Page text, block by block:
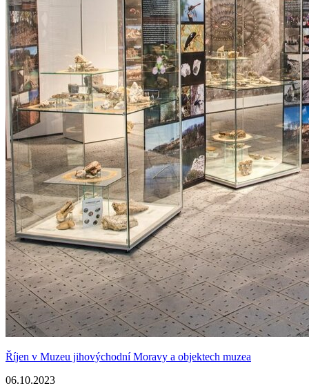
Říjen v Muzeu jihovýchodní Moravy a objektech muzea
06.10.2023